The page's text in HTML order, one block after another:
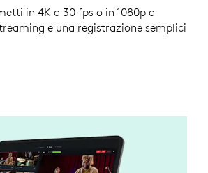
in 4K a 30 fps o in 1080p a
e una registrazione semplici